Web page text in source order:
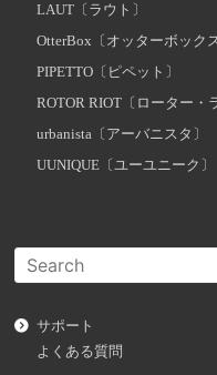
LAUT〔ラウト〕
OtterBox〔オッターボック
PIPETTO〔ピペット〕
ROTOR RIOT〔ローター・
urbanista〔アーバニスタ〕
UUNIQUE〔ユーユニーク〕
サポート
よくある質問